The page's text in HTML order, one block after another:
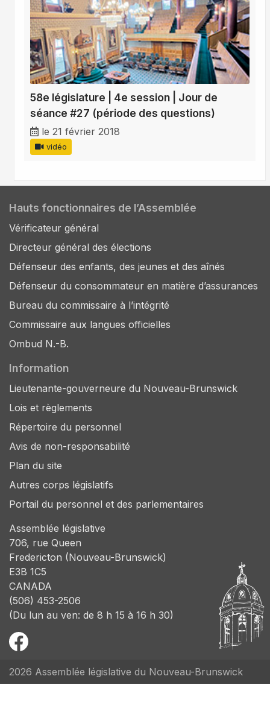
58e législature | 4e session | Jour de
séance #27 (période des questions)
le 21 février 2018
vidéo
Hauts fonctionnaires de l’Assemblée
Vérificateur général
Directeur général des élections
Défenseur des enfants, des jeunes et des aînés
Défenseur du consommateur en matière d’assurances
Bureau du commissaire à l’intégrité
Commissaire aux langues officielles
Ombud N.-B.
Information
Lieutenante-gouverneure du Nouveau-Brunswick
Lois et règlements
Répertoire du personnel
Avis de non-responsabilité
Plan du site
Autres corps législatifs
Portail du personnel et des parlementaires
Assemblée législative
706, rue Queen
Fredericton (Nouveau-Brunswick)
E3B 1C5
CANADA
(506) 453-2506
(Du lun au ven: de 8 h 15 à 16 h 30)
2026 Assemblée législative du Nouveau-Brunswick